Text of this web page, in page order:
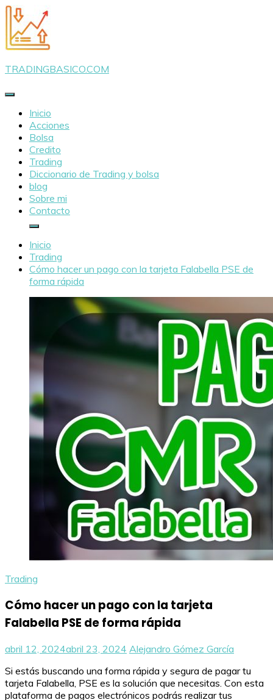
Saltar
al
contenido
TRADINGBASICO.COM
Inicio
Acciones
Bolsa
Credito
Trading
Diccionario de Trading y bolsa
blog
Sobre mi
Contacto
Inicio
Trading
Cómo hacer un pago con la tarjeta Falabella PSE de
forma rápida
Trading
Cómo hacer un pago con la tarjeta
Falabella PSE de forma rápida
abril 12, 2024abril 23, 2024 Alejandro Gómez García
Si estás buscando una forma rápida y segura de pagar tu
tarjeta Falabella, PSE es la solución que necesitas. Con esta
plataforma de pagos electrónicos podrás realizar tus